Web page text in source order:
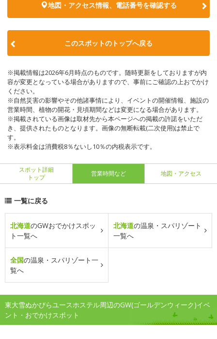
地図・アクセス情報、電話番号を確認する
このスポットのトップへ戻る
※掲載情報は2026年6月時点のものです。随時更新をしておりますが内
容が変更となっている場合がありますので、事前にご確認の上おでかけ
ください。
※自然災害の影響やその他諸事情により、イベントの開催情報、施設の
営業時間、植物の開花・見頃期間などは変更になる場合があります。
※掲載されている画像は取材先から本ページへの掲載の許諾をいただ
き、提供されたものとなります。画像の無断転載(二次使用)は禁止で
す。
※表示料金は消費税8％ないし10％の内税表示です。
スポット詳細
トップ
営業時間など 地図・アクセス
一覧に戻る
北海道のGWおでかけスポッ
ト一覧へ
北海道の温泉・スパリゾート
一覧へ
全国の温泉・スパリゾート一
覧へ
東大雪ぬかびらユースホステル周辺のGW(ゴールデンウィーク)イベ
ント・おでかけスポット